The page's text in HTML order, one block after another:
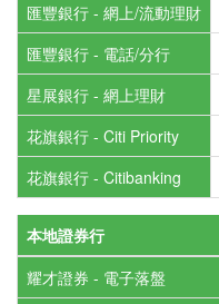
匯豐銀行 - 網上/流動理財
匯豐銀行 - 電話/分行
星展銀行 - 網上理財
花旗銀行 - Citi Priority
花旗銀行 - Citibanking
本地證券行
耀才證券 - 電子落盤